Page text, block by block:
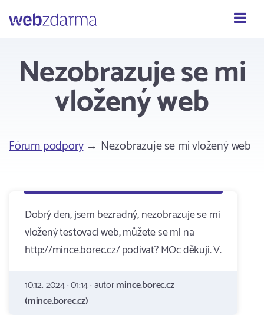
Webzdarma
Nezobrazuje se mi
vložený web
Fórum podpory→ Nezobrazuje se mi vložený web
Dobrý den, jsem bezradný, nezobrazuje se mi
vložený testovací web, můžete se mi na
http://mince.borec.cz/ podívat? MOc děkuji. V.
10.12. 2024 · 01:14 · autormince.borec.cz
(mince.borec.cz)